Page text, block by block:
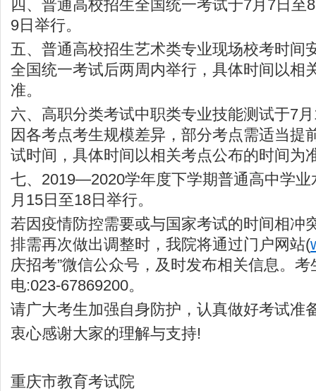
四、普通高校招生全国统一考试于7月7日至
9日举行。
五、普通高校招生艺术类专业现场校考时间
全国统一考试后两周内举行，具体时间以相
准。
六、高职分类考试中职类专业技能测试于7
因各考点考生规模差异，部分考点需适当提
试时间，具体时间以相关考点公布的时间为
七、2019—2020学年度下学期普通高中学业
月15日至18日举行。
若因疫情防控需要或与国家考试的时间相冲
排需再次做出调整时，我院将通过门户网站(
庆招考”微信公众号，及时发布相关信息。
电:023-67869200。
请广大考生加强自身防护，认真做好考试准
衷心感谢大家的理解与支持!
重庆市教育考试院